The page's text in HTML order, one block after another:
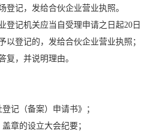
登记，发给合伙企业营业执照。
登记机关应当自受理申请之日起20日
以登记的，发给合伙企业营业执照；
复，并说明理由。
记（备案）申请书》；
章的设立大会纪要；